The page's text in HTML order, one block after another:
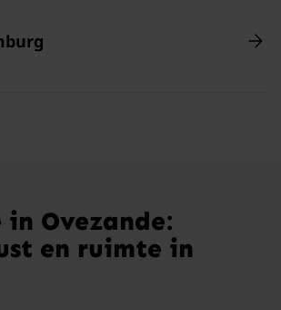
Ovezande:
en ruimte in